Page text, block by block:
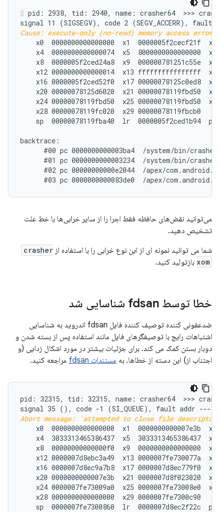
pid: 2938, tid: 2940, name: crasher64  >>>
Cause: execute-only (no-read) memory access
x0  0000000000000000  x1  0000005f2cecf21f
x4  0000000000000074  x5  8000000000000000
x8  0000005f2ced24a8  x9  000000781251c55e
x12 0000000000000014  x13 ffffffffffffffff
x16 0000005f2ced52f0  x17 00000078125c0ed8
x20 00000078125d6020  x21 00000078119fbd50
x24 00000078119fbd50  x25 00000078119fbd50
    x28 00000078119fc020  x29 00000078119fbcb0
sp  00000078119fba40  lr  0000005f2ced1b94  pc
backtrace:
#00 pc 0000000000003ba4  /system/bin/
#01 pc 0000000000003234  /system/bin/
#02 pc 00000000000e2044  /apex/
می‌توانید نقض‌های حافظه فقط اجرا را از سایر خرابی‌ها با خط علت
تشخیص دهید.
شما می توانید نمونه ای از این نوع خرابی را با استفاده از crasher
xom بازتولید کنید.
خطا توسط fdsan شناسایی شد
ضدعفونی کننده توصیف کننده فایل fdsan اندروید به شناسایی
اشتباهات رایج با توصیفگرهای فایل مانند استفاده پس از بسته شدن و
دوبار بستن کمک می کند. برای جزئیات بیشتر در مورد اشکال زدایی (و
اجتناب از) این دسته از خطاها، به مستندات fdsan مراجعه کنید.
pid: 32315, tid: 32315, name: crasher64  >>>
signal 35 (
Abort message: 'attempted to close file descriptor
x0  0000000000000000  x1  0000000000007e3b
x4  3033313465386437  x5  3033313465386437
x8  00000000000000f0  x9  0000000000000000
x12 0000007d8ebc3a49  x13 0000007fe730077a
x16 0000007d8ec9a7b8  x17 0000007d8ec779f0
x20 0000000000007e3b  x21 0000007d8f023020
x24 0000007fe73009a0  x25 0000007fe73008e0
    x28 0000000000000000  x29 0000007fe7300c90
sp  0000007fe7300860  lr  0000007d8ec2f22c  pc